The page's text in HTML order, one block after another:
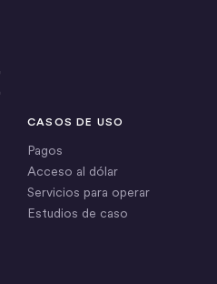
CASOS DE USO
Pagos
Acceso al dólar
Servicios para operar
Estudios de caso